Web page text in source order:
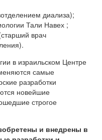
диализа);
Тали Навех ;
врач
в израильском Центре
самые
разработки
новейшие
строгое
и внедрены в